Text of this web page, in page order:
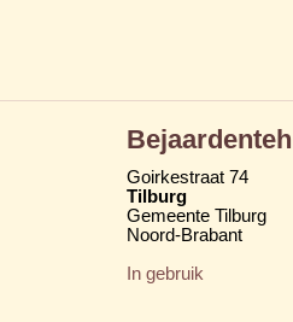
Goirkestraat 74
Tilburg
Gemeente Tilburg
Noord-Brabant
In gebruik